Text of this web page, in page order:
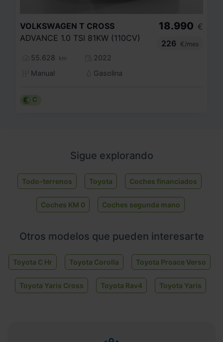
VOLKSWAGEN T CROSS
ADVANCE 1.0 TSI 81KW (110CV)
55.628 km
2022
Manual
Gasolina
18.990 €
226
€/mes
C
Sigue explorando
Todo-terrenos Toyota Coches financiados
Coches KM 0 Coches segunda mano
Otros modelos que pueden interesarte
Toyota C Hr Toyota Corolla Toyota Proace Verso
Toyota Yaris Cross Toyota Rav4 Toyota Yaris